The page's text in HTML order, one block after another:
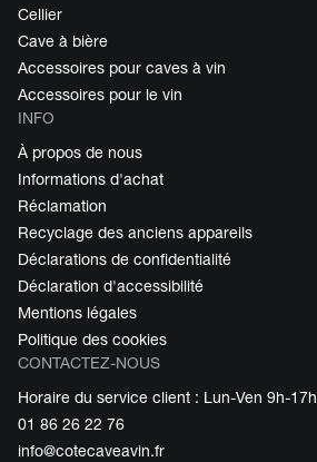
Cellier
Cave à bière
Accessoires pour caves à vin
Accessoires pour le vin
INFO
À propos de nous
Informations d'achat
Réclamation
Recyclage des anciens appareils
Déclarations de confidentialité
Déclaration d'accessibilité
Mentions légales
Politique des cookies
CONTACTEZ-NOUS
Horaire du service client : Lun-Ven 9h-17h
01 86 26 22 76
info@cotecaveavin.fr